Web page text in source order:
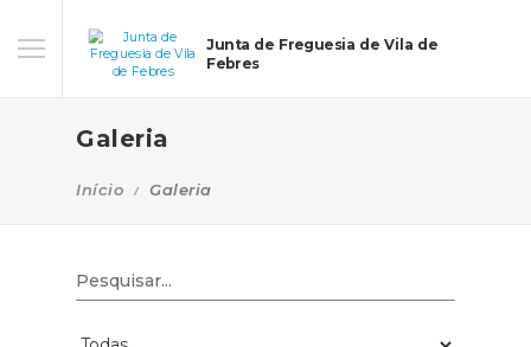
Junta de Freguesia de Vila de
Febres
Galeria
Início Galeria